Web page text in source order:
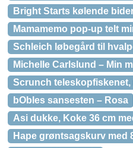
Bright Starts kølende
Mamamemo pop-up telt
Schleich løbegård til
Michelle Carlslund – Min
Scrunch teleskopfiskenet,
bObles sansesten – Rosa
Asi dukke, Koke 36 cm
Hape grøntsagskurv med